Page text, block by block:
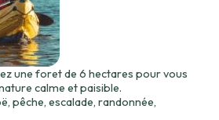
une foret de 6 hectares pour vous
calme et paisible.
pêche, escalade, randonnée,